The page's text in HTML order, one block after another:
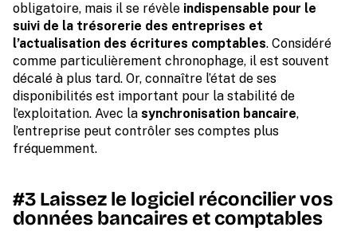
obligatoire, mais il se révèle indispensable pour le
suivi de la trésorerie des entreprises et
l’actualisation des écritures comptables. Considéré
comme particulièrement chronophage, il est souvent
décalé à plus tard. Or, connaître l’état de ses
disponibilités est important pour la stabilité de
l’exploitation. Avec la synchronisation bancaire,
l’entreprise peut contrôler ses comptes plus
fréquemment.
#3 Laissez le logiciel réconcilier vos
données bancaires et comptables